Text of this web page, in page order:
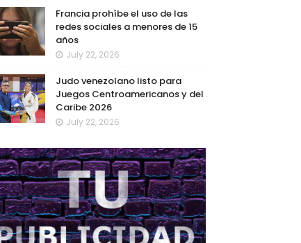
Francia prohíbe el uso de las
redes sociales a menores de 15
años
July 22, 2026
Judo venezolano listo para
Juegos Centroamericanos y del
Caribe 2026
July 22, 2026